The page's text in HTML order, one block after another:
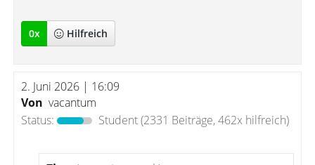
0x Hilfreich
2. Juni 2026 | 16:09
Von vacantum
Status:
Student(2331 Beiträge, 462x hilfreich)